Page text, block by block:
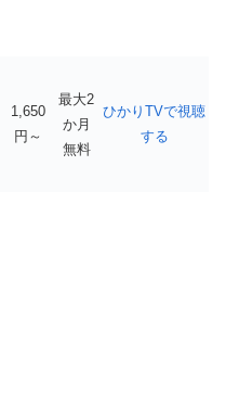
1,650
円～
最大2
か月
無料
ひかりTVで視聴
する